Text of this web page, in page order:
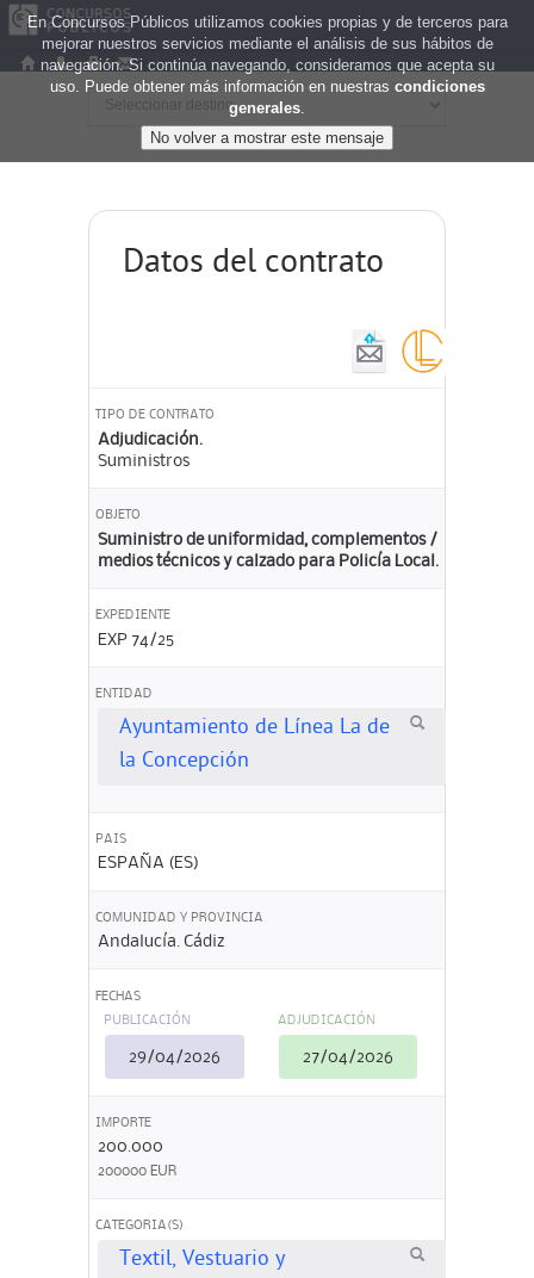
Datos del contrato
TIPO DE CONTRATO
Adjudicación.
Suministros
OBJETO
Suministro de uniformidad, complementos /
medios técnicos y calzado para Policía Local.
EXPEDIENTE
EXP 74/25
ENTIDAD
Ayuntamiento de Línea La de
la Concepción
PAIS
ESPAÑA (ES)
COMUNIDAD Y PROVINCIA
Andalucía. Cádiz
FECHAS
PUBLICACIÓN
29/04/2026
ADJUDICACIÓN
27/04/2026
IMPORTE
200.000
200000 EUR
CATEGORIA(S)
Textil, Vestuario y
En Concursos Públicos utilizamos cookies propias y de terceros para
mejorar nuestros servicios mediante el análisis de sus hábitos de
navegación. Si continúa navegando, consideramos que acepta su
uso. Puede obtener más información en nuestras condiciones
generales.